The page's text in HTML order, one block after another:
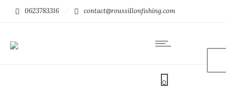
0623783316 contact@roussillonfishing.com
0